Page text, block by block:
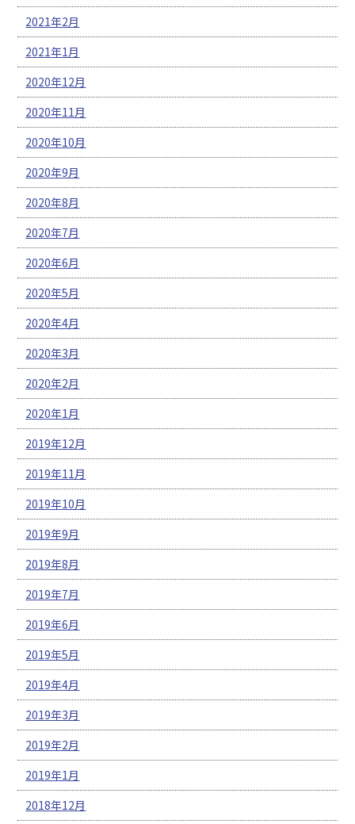
2021年2月
2021年1月
2020年12月
2020年11月
2020年10月
2020年9月
2020年8月
2020年7月
2020年6月
2020年5月
2020年4月
2020年3月
2020年2月
2020年1月
2019年12月
2019年11月
2019年10月
2019年9月
2019年8月
2019年7月
2019年6月
2019年5月
2019年4月
2019年3月
2019年2月
2019年1月
2018年12月